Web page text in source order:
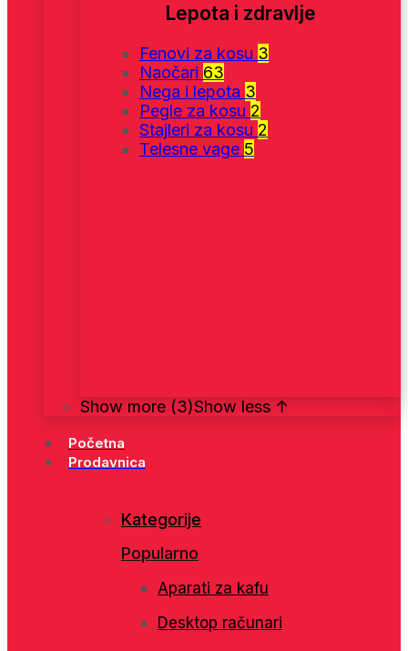
Lepota i zdravlje
Fenovi za kosu 3
Naočari 63
Nega i lepota 3
Pegle za kosu 2
Stajleri za kosu 2
Telesne vage 5
Show more (3)Show less ↑
Početna
Prodavnica
Kategorije
Popularno
Aparati za kafu
Desktop računari